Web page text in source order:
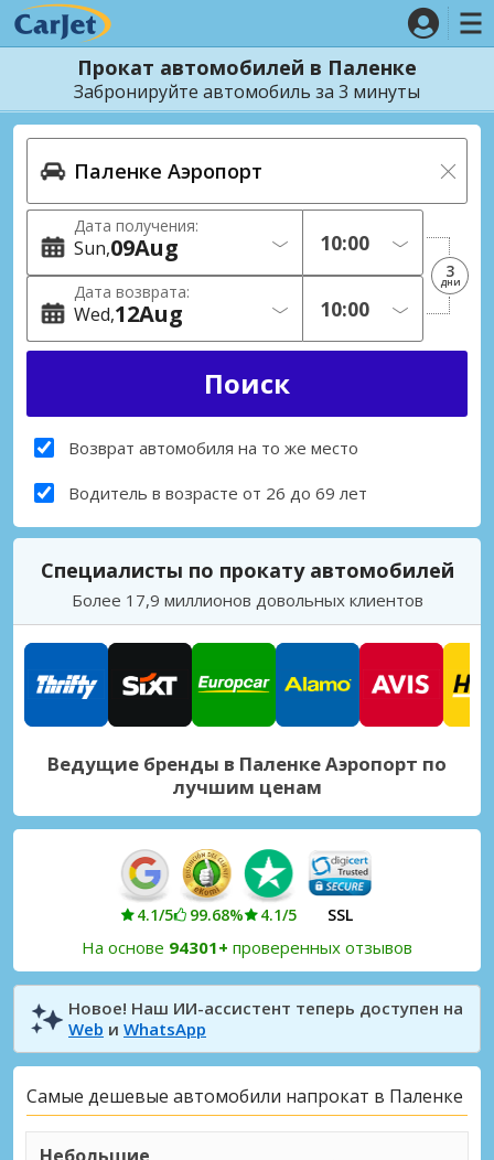
Прокат автомобилей в Паленке
Забронируйте автомобиль за 3 минуты
Дата получения:
Sun 09Aug
Дата возврата:
Wed 12Aug
3
дни
Возврат автомобиля на то же место
Водитель в возрасте от 26 до 69 лет
Специалисты по прокату автомобилей
Более 17,9 миллионов довольных клиентов
Ведущие бренды в Паленке Аэропорт по
лучшим ценам
4.1/5 99.68% 4.1/5 SSL
На основе 94301+ проверенных отзывов
Новое! Наш ИИ-ассистент теперь доступен на
Web и WhatsApp
Самые дешевые автомобили напрокат в Паленке